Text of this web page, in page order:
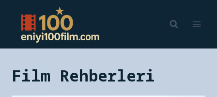
content
Film Rehberleri